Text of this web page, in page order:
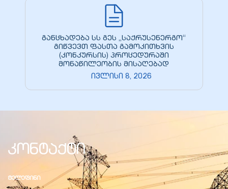
განცხადება სს გეს „საქრუსენერგო“
გიწვევთ ფასთა გამოკითხვის
(კონკურსის) პროცედურაში
მონაწილეობის მისაღებად
ივლისი 8, 2026
კონტაქტი
ᲢᲔᲚᲔᲤᲘᲜᲘ